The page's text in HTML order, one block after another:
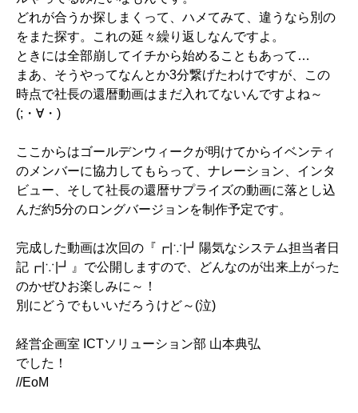
どれが合うか探しまくって、ハメてみて、違うなら別の
をまた探す。これの延々繰り返しなんですよ。
ときには全部崩してイチから始めることもあって…
まあ、そうやってなんとか3分繋げたわけですが、この
時点で社長の還暦動画はまだ入れてないんですよね～
(;・∀・)
ここからはゴールデンウィークが明けてからイベンティ
のメンバーに協力してもらって、ナレーション、インタ
ビュー、そして社長の還暦サプライズの動画に落とし込
んだ約5分のロングバージョンを制作予定です。
完成した動画は次回の『┏|∵|┛陽気なシステム担当者日
記┏|∵|┛』で公開しますので、どんなのが出来上がった
のかぜひお楽しみに～！
別にどうでもいいだろうけど～(泣)
経営企画室 ICTソリューション部 山本典弘
でした！
//EoM